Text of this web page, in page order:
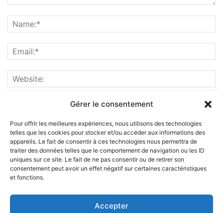
Gérer le consentement
Pour offrir les meilleures expériences, nous utilisons des technologies
telles que les cookies pour stocker et/ou accéder aux informations des
appareils. Le fait de consentir à ces technologies nous permettra de
traiter des données telles que le comportement de navigation ou les ID
uniques sur ce site. Le fait de ne pas consentir ou de retirer son
consentement peut avoir un effet négatif sur certaines caractéristiques
et fonctions.
Accepter
ABOUT US